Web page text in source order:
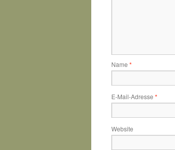
Name *
E-Mail-Adresse *
Website